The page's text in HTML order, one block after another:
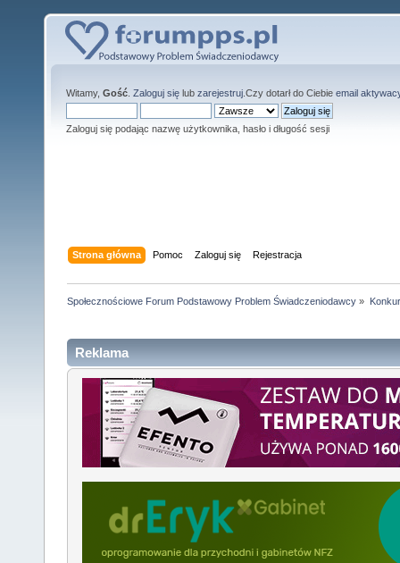
Witamy, Gość Zaloguj się lub zarejestruj .Czy dotarł do Ciebie email
Zaloguj się podając nazwę użytkownika, hasło i długość sesji
Strona główna Pomoc Zaloguj się Rejestracja
Społecznościowe Forum Podstawowy Problem Świadczeniodawcy »
Reklama